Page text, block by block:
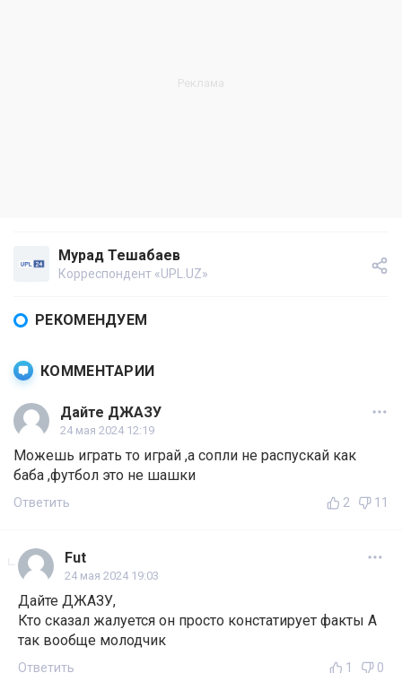
Мурад Тешабаев
Корреспондент «UPL.UZ»
РЕКОМЕНДУЕМ
КОММЕНТАРИИ
Дайте ДЖАЗУ
24 мая 2024 12:19
Можешь играть то играй ,а сопли не распускай как
баба ,футбол это не шашки
Ответить 2 11
Fut
24 мая 2024 19:03
Дайте ДЖАЗУ,
Кто сказал жалуется он просто констатирует факты А
так вообще молодчик
Ответить 1 0